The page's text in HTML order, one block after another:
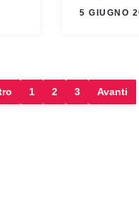
5 GIUGNO
1 2 3 Avanti